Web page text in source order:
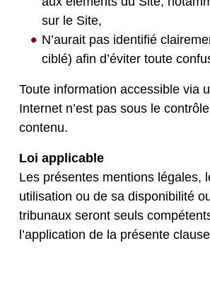
sur le Site,
N’aurait pas identifié
ciblé) afin d’éviter toute
Toute information accessible via
Internet n’est pas sous le
contenu.
Loi applicable
Les présentes mentions légales,
utilisation ou de sa disponibilité
tribunaux seront seuls
l’application de la présente